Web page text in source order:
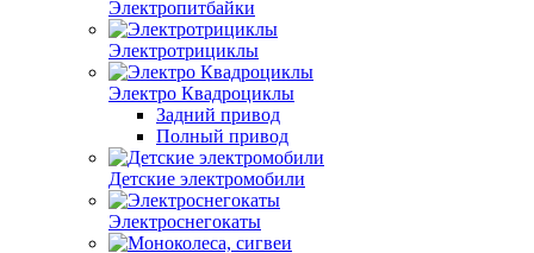
Электропитбайки
Электротрициклы
Электро Квадроциклы
Задний привод
Полный привод
Детские электромобили
Электроснегокаты